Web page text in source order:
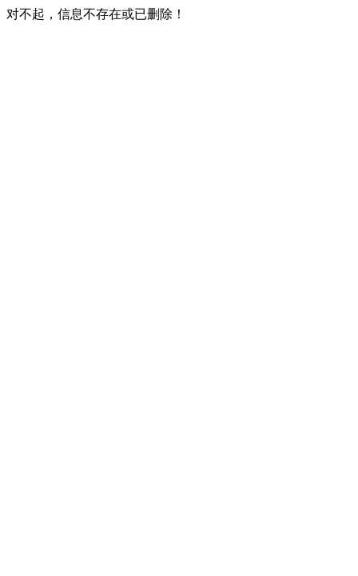
对不起，信息不存在或已删除！